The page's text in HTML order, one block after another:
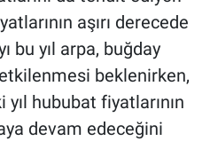
aşırı derecede
bu yıl arpa, buğday
beklenirken,
hububat fiyatlarının
devam edeceğini